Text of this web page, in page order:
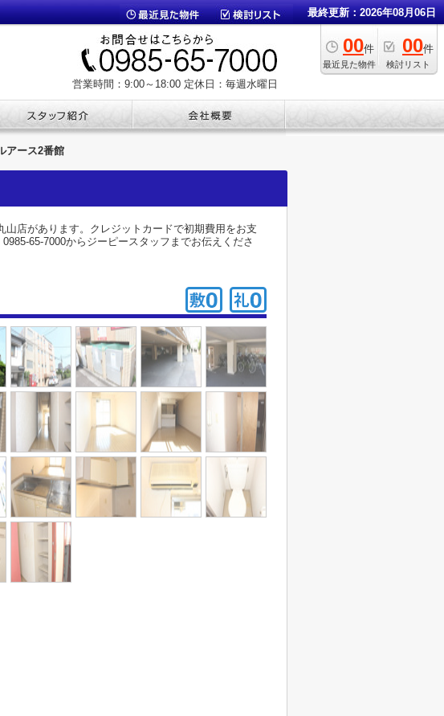
最終更新：2026年08月06日
00件
最近見た物件
00件
検討リスト
営業時間：9:00～18:00 定休日：毎週水曜日
アース2番館
店があります。クレジットカードで初期費用をお支
65-7000からジーピースタッフまでお伝えくださ